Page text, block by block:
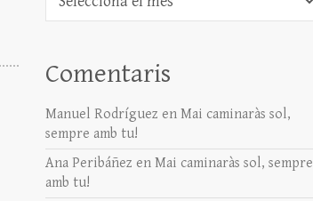
Comentaris
Manuel Rodríguez enMai caminaràs sol,
sempre amb tu!
Ana Peribáñez enMai caminaràs sol, sempre
amb tu!